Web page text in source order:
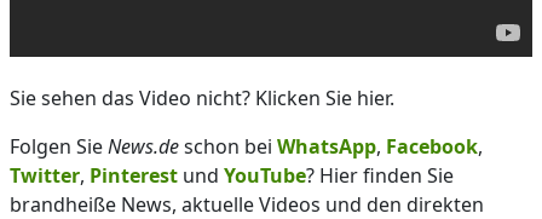
Sie sehen das Video nicht? Klicken Sie hier.
Folgen SieNews.deschon bei WhatsApp, Facebook,
Twitter, Pinterest und YouTube? Hier finden Sie
brandheiße News, aktuelle Videos und den direkten